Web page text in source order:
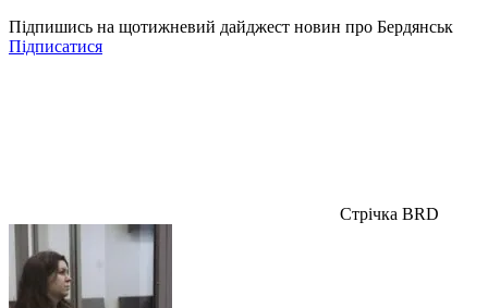
Підпишись на щотижневий дайджест новин про Бердянськ
Підписатися
Стрічка BRD